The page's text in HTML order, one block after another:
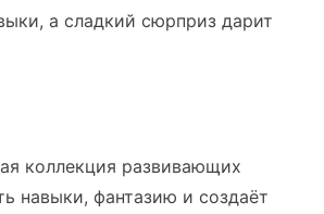
а сладкий сюрприз дарит
коллекция развивающих
навыки, фантазию и создаёт